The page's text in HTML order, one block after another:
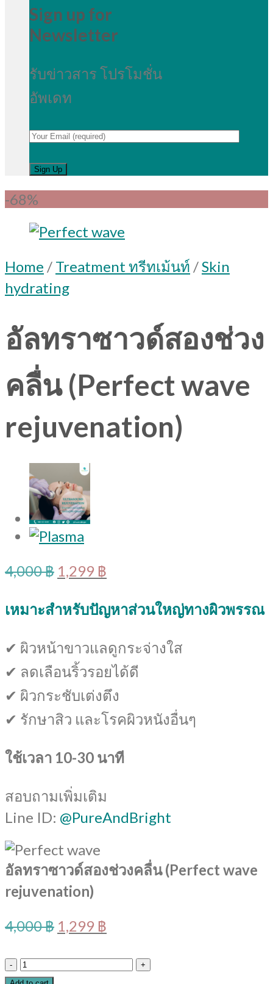
Sign up for
Newsletter
รับข่าวสาร โปรโมชั่น
อัพเดท
-68%
Home / Treatment ทรีทเม้นท์ /Skin
hydrating
อัลทราซาวด์สองช่วง
คลื่น (Perfect wave
rejuvenation)
4,000฿ Original
was:
4,000 ฿.
1,299 ฿
is:
1,299 ฿.
เหมาะสำหรับปัญหาส่วนใหญ่ทางผิวพรรณ
✔ ผิวหน้าขาวแลดูกระจ่างใส
✔ ลดเลือนริ้วรอยได้ดี
✔ ผิวกระชับเต่งตึง
✔ รักษาสิว และโรคผิวหนังอื่นๆ
ใช้เวลา 10-30 นาที
สอบถามเพิ่มเติม
Line ID: @PureAndBright
อัลทราซาวด์สองช่วงคลื่น (Perfect wave
rejuvenation)
4,000฿ Original
was:
1,299 ฿
is:
อัล